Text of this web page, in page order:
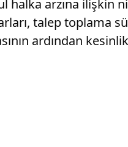
halka arzına ilişkin
talep toplama
ardından kesinlik